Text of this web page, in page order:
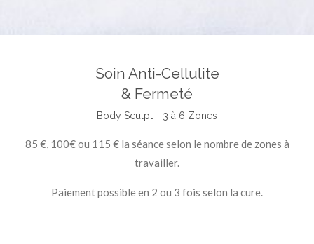
Soin Anti-Cellulite
& Fermeté
Body Sculpt - 3 à 6 Zones
85 €, 100€ ou 115 € la séance selon le nombre de zones à
travailler.
Paiement possible en 2 ou 3 fois selon la cure.